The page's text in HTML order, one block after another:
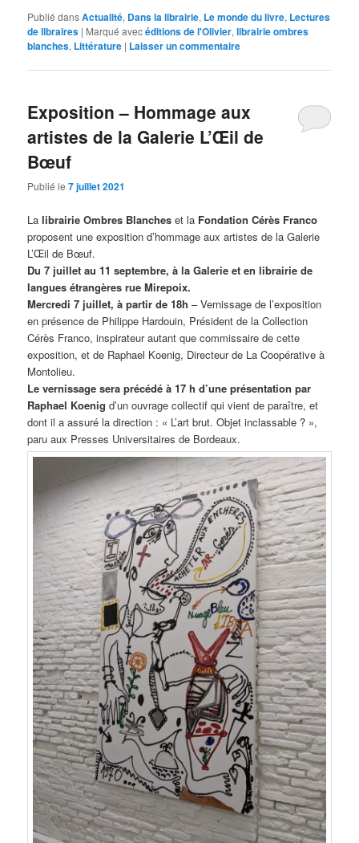
Publié dansActualité, Dans la librairie, Le monde du livre, Lectures
de libraires | Marqué avecéditions de l'Olivier,librairie ombres
blanches, Littérature | Laisser un commentaire
Exposition – Hommage aux
artistes de la Galerie L’Œil de
Bœuf
Publié le7 juillet 2021
Lalibrairie Ombres Blanches et la Fondation Cérès Franco
proposent une exposition d’hommage aux artistes de la Galerie
L’Œil de Bœuf.
Du 7 juillet au 11 septembre, à la Galerie et en librairie de
langues étrangères rue Mirepoix.
Mercredi 7 juillet, à partir de 18h – Vernissage de l’exposition
en présence de Philippe Hardouin, Président de la Collection
Cérès Franco, inspirateur autant que commissaire de cette
exposition, et de Raphael Koenig, Directeur de La Coopérative à
Montolieu.
Le vernissage sera précédé à 17 h d’une présentation par
Raphael Koenig d’un ouvrage collectif qui vient de paraître, et
dont il a assuré la direction : « L’art brut. Objet inclassable ? »,
paru aux Presses Universitaires de Bordeaux.